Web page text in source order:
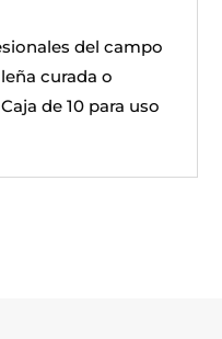
del campo
curada o
de 10 para uso